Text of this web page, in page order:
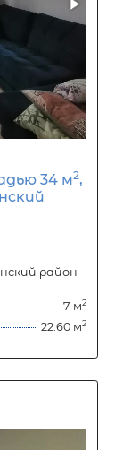
площадью